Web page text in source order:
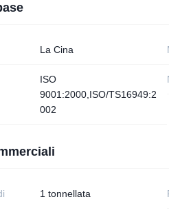
La Cina
ISO
9001:2000,ISO/TS16949:2
002
1 tonnellata